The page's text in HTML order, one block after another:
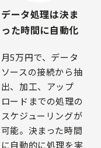
データ処理は決ま
った時間に自動化
月5万円で、データ
ソースの接続から抽
出、加⼯、アップ
ロードまでの処理の
スケジューリングが
可能。決まった時間
に⾃動的に処理を実